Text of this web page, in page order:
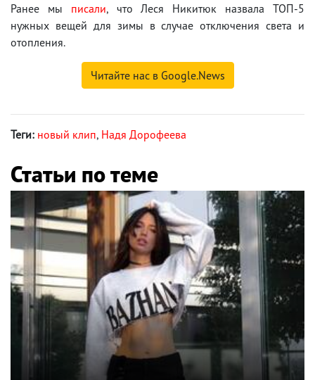
Ранее мы писали, что Леся Никитюк назвала ТОП-5
нужных вещей для зимы в случае отключения света и
отопления.
Читайте нас в Google.News
Теги: новый клип, Надя Дорофеева
Статьи по теме